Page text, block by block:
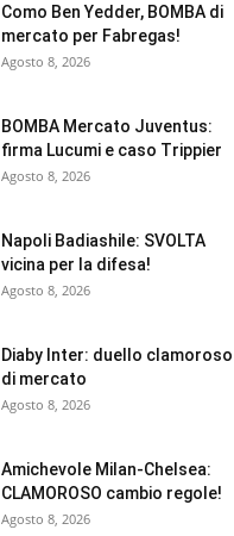
Como Ben Yedder, BOMBA di
mercato per Fabregas!
Agosto 8, 2026
BOMBA Mercato Juventus:
firma Lucumi e caso Trippier
Agosto 8, 2026
Napoli Badiashile: SVOLTA
vicina per la difesa!
Agosto 8, 2026
Diaby Inter: duello clamoroso
di mercato
Agosto 8, 2026
Amichevole Milan-Chelsea:
CLAMOROSO cambio regole!
Agosto 8, 2026